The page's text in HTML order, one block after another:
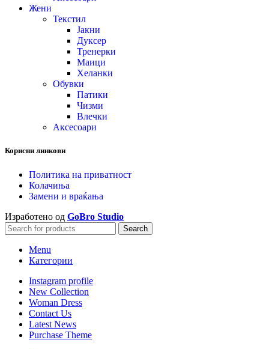
Жени
Текстил
Јакни
Дуксер
Тренерки
Маици
Хеланки
Обувки
Патики
Чизми
Влечки
Аксесоари
Корисни линкови
Политика на приватност
Колачиња
Замени и враќања
Изработено од GoBro Studio
Search
Menu
Категории
Instagram profile
New Collection
Woman Dress
Contact Us
Latest News
Purchase Theme